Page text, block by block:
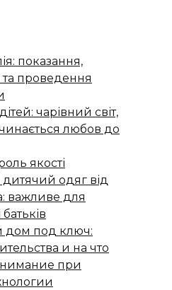
показання,
та проведення
чарівний світ,
любов до
якості
одяг від
важливе для
дом под ключ:
и на что
при